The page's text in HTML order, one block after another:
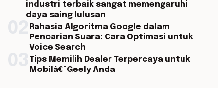
industri terbaik sangat memengaruhi
daya saing lulusan
Rahasia Algoritma Google dalam
Pencarian Suara: Cara Optimasi untuk
Voice Search
Tips Memilih Dealer Terpercaya untuk
Mobilâ€¯Geely Anda